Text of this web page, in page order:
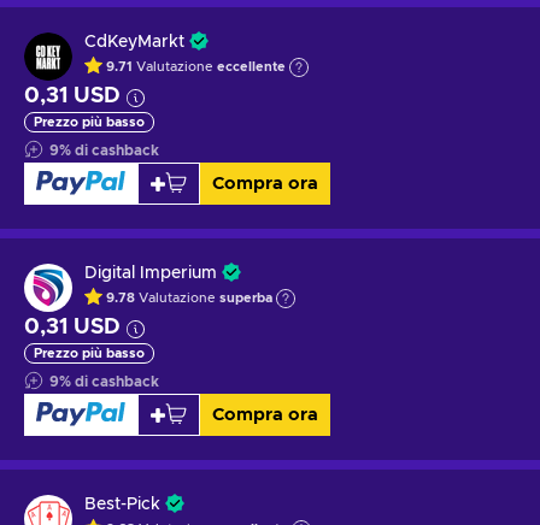
CdKeyMarkt
9.71 Valutazione eccellente
0,31 USD
Prezzo più basso
9% di cashback
Compra ora
Digital Imperium
9.78 Valutazione superba
0,31 USD
Prezzo più basso
9% di cashback
Compra ora
Best-Pick